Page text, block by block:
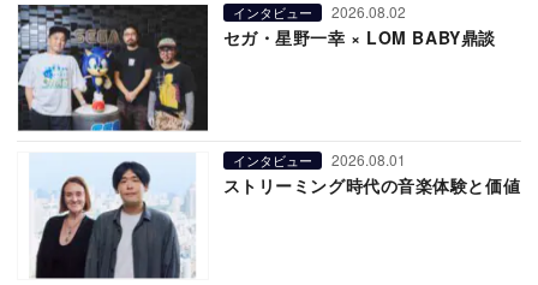
インタビュー 2026.08.02
セガ・星野一幸 × LOM BABY鼎談
インタビュー 2026.08.01
ストリーミング時代の音楽体験と価値